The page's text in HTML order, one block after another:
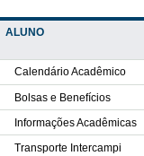
ALUNO
Calendário Acadêmico
Bolsas e Benefícios
Informações Acadêmicas
Transporte Intercampi